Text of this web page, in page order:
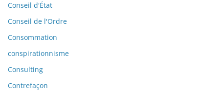
Conseil d'État
Conseil de l'Ordre
Consommation
conspirationnisme
Consulting
Contrefaçon